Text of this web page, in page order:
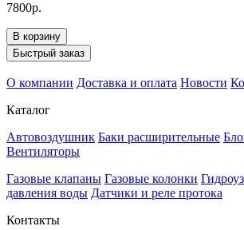
7800р.
В корзину
Быстрый заказ
О компании Доставка и оплата Новости
Каталог
Автовоздушник Баки расширительные
Вентиляторы
Газовые клапаны Газовые колонки
давления воды Датчики и реле протока
Контакты